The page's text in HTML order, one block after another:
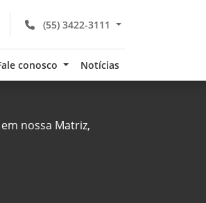
(55) 3422-3111
conosco Notícias
nossa Matriz,